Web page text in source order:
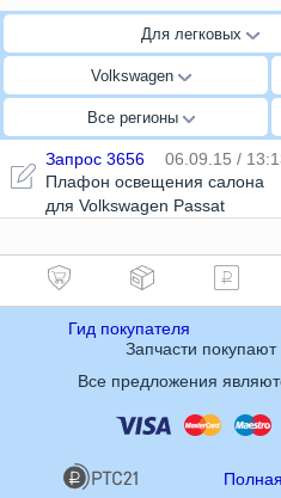
Для легковых
Volkswagen
Все регионы
Запрос 3656 06.09.15 /
Плафон освещения салона
для Volkswagen Passat
Гид покупателя
Запчасти
Все предложения